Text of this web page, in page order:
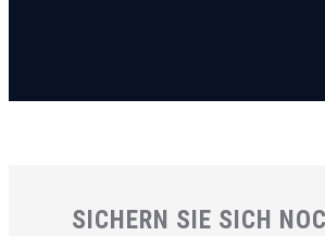
SICHERN SIE SICH